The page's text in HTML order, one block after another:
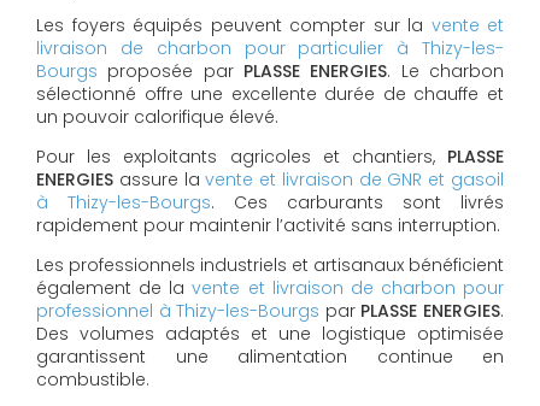
Les foyers équipés peuvent compter sur la vente et
livraison de charbon pour particulier à Thizy-les-
Bourgs proposée par PLASSE ENERGIES. Le charbon
sélectionné offre une excellente durée de chauffe et
un pouvoir calorifique élevé.
Pour les exploitants agricoles et chantiers, PLASSE
ENERGIES assure lavente et livraison de GNR et gasoil
à Thizy-les-Bourgs. Ces carburants sont livrés
rapidement pour maintenir l’activité sans interruption.
Les professionnels industriels et artisanaux bénéficient
également de lavente et livraison de charbon pour
professionnel à Thizy-les-Bourgs par PLASSE ENERGIES.
Des volumes adaptés et une logistique optimisée
garantissent une alimentation continue en
combustible.